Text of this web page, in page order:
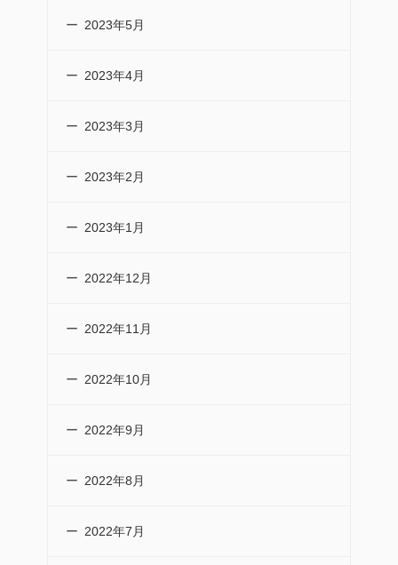
2023年5月
2023年4月
2023年3月
2023年2月
2023年1月
2022年12月
2022年11月
2022年10月
2022年9月
2022年8月
2022年7月